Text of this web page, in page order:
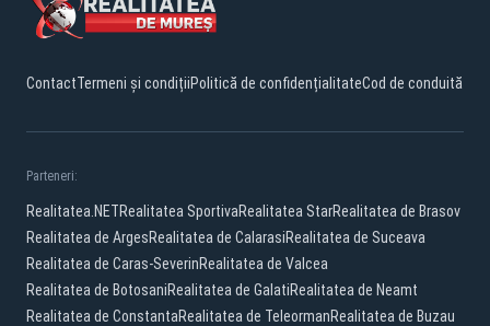
ContactTermeni și condițiiPolitică de confidențialitateCod de conduită
Parteneri:
Realitatea.NETRealitatea SportivaRealitatea StarRealitatea de Brasov
Realitatea de ArgesRealitatea de CalarasiRealitatea de Suceava
Realitatea de Caras-SeverinRealitatea de Valcea
Realitatea de BotosaniRealitatea de GalatiRealitatea de Neamt
Realitatea de ConstantaRealitatea de TeleormanRealitatea de Buzau